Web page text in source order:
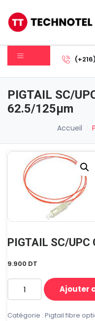
Votre
Sous-
Voir
PIGTAIL SC/
62.5/125µm
Accueil
PIGTAIL SC/
9.900 DT
quantité
PIGTAIL
Ajouter
Catégorie : Pigtail fibre